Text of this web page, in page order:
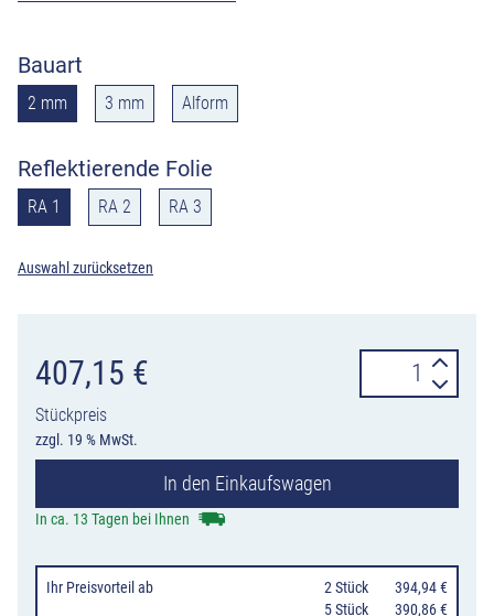
Bauart
2 mm 3 mm Alform
Reflektierende Folie
RA 1 RA 2 RA 3
Auswahl zurücksetzen
407,15 €
Stückpreis
zzgl. 19 % MwSt.
522-
streifig
In den Einkaufswagen
In ca. 13 Tagen bei Ihnen
Ihr Preisvorteil ab 2 Stück
394,94 €
5 Stück
390,86 €